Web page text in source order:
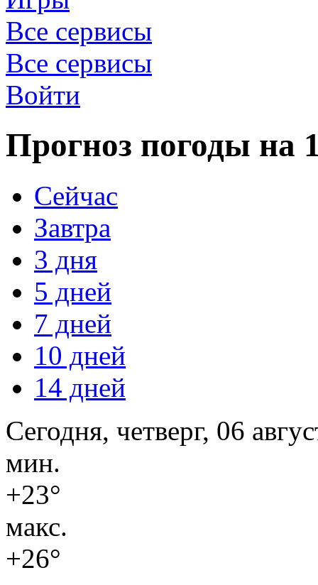
Все сервисы
Все сервисы
Войти
Прогноз погоды на
Сейчас
Завтра
3 дня
5 дней
7 дней
10 дней
14 дней
Сегодня, четверг, 06
мин.
+23°
макс.
+26°